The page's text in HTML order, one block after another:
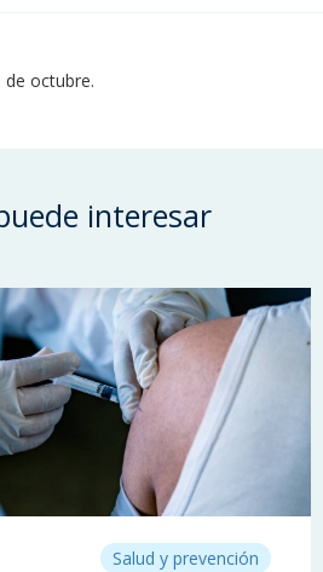
octubre.
interesar
Salud y prevención